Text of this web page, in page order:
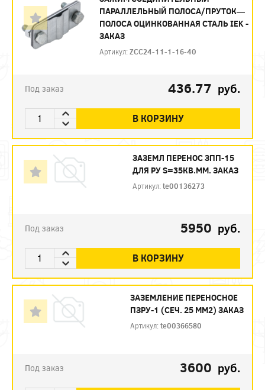
ПАРАЛЛЕЛЬНЫЙ ПОЛОСА/ПРУТОК—
ПОЛОСА ОЦИНКОВАННАЯ СТАЛЬ IEK -
ЗАКАЗ
Артикул:ZCC24-11-1-16-40
Под заказ 436.77 руб.
В КОРЗИНУ
ЗАЗЕМЛ ПЕРЕНОС ЗПП-15
ДЛЯ РУ S=35КВ.ММ. ЗАКАЗ
Артикул:te00136273
Под заказ 5950 руб.
В КОРЗИНУ
ЗАЗЕМЛЕНИЕ ПЕРЕНОСНОЕ
ПЗРУ-1 (СЕЧ. 25 ММ2) ЗАКАЗ
Артикул:te00366580
Под заказ 3600 руб.